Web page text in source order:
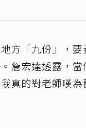
方「九份」，
詹宏達透露，
真的對老師嘆